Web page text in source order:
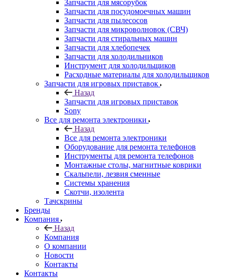
Запчасти для мясорубок
Запчасти для посудомоечных машин
Запчасти для пылесосов
Запчасти для микроволновок (СВЧ)
Запчасти для стиральных машин
Запчасти для хлебопечек
Запчасти для холодильников
Инструмент для холодильщиков
Расходные материалы для холодильщиков
Запчасти для игровых приставок
Назад
Запчасти для игровых приставок
Sony
Все для ремонта электроники
Назад
Все для ремонта электроники
Оборудование для ремонта телефонов
Инструменты для ремонта телефонов
Монтажные столы, магнитные коврики
Скальпели, лезвия сменные
Системы хранения
Скотчи, изолента
Тачскрины
Бренды
Компания
Назад
Компания
О компании
Новости
Контакты
Контакты